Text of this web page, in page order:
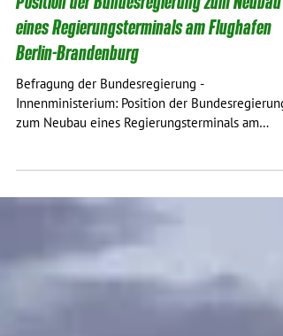
17. Dez. 2020 1 Min. Lesezeit
Position der Bundesregierung zum Neubau
eines Regierungsterminals am Flughafen
Berlin-Brandenburg
Befragung der Bundesregierung -
zum Neubau eines Regierungsterminals am